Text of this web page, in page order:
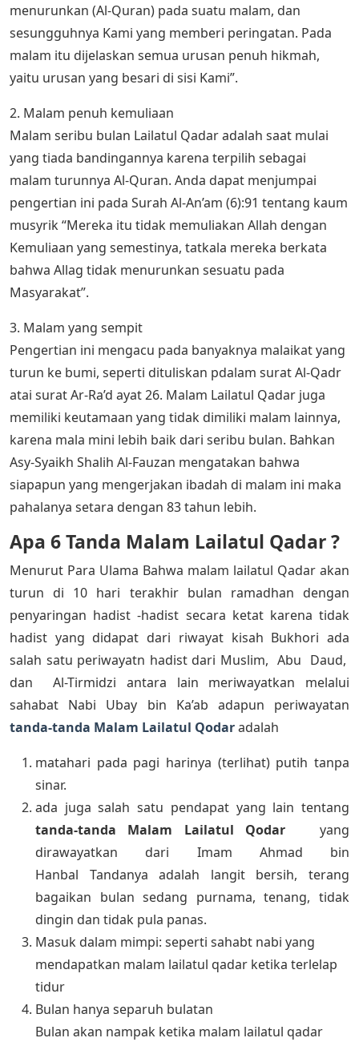
menurunkan (Al-Quran) pada suatu malam, dan
sesungguhnya Kami yang memberi peringatan. Pada
malam itu dijelaskan semua urusan penuh hikmah,
yaitu urusan yang besari di sisi Kami”.
2. Malam penuh kemuliaan
Malam seribu bulan Lailatul Qadar adalah saat mulai
yang tiada bandingannya karena terpilih sebagai
malam turunnya Al-Quran. Anda dapat menjumpai
pengertian ini pada Surah Al-An’am (6):91 tentang kaum
musyrik “Mereka itu tidak memuliakan Allah dengan
Kemuliaan yang semestinya, tatkala mereka berkata
bahwa Allag tidak menurunkan sesuatu pada
Masyarakat”.
3. Malam yang sempit
Pengertian ini mengacu pada banyaknya malaikat yang
turun ke bumi, seperti dituliskan pdalam surat Al-Qadr
atai surat Ar-Ra’d ayat 26. Malam Lailatul Qadar juga
memiliki keutamaan yang tidak dimiliki malam lainnya,
karena mala mini lebih baik dari seribu bulan. Bahkan
Asy-Syaikh Shalih Al-Fauzan mengatakan bahwa
siapapun yang mengerjakan ibadah di malam ini maka
pahalanya setara dengan 83 tahun lebih.
Apa 6 Tanda Malam Lailatul Qadar?
Menurut Para Ulama Bahwa malam lailatul Qadar akan
turun di 10 hari terakhir bulan ramadhan dengan
penyaringan hadist -hadist secara ketat karena tidak
hadist yang didapat dari riwayat kisah Bukhori ada
salah satu periwayatn hadist dari Muslim, Abu Daud,
dan Al-Tirmidzi antara lain meriwayatkan melalui
sahabat Nabi Ubay bin Ka’ab adapun periwayatan
tanda-tanda Malam Lailatul Qodaradalah
matahari pada pagi harinya (terlihat) putih tanpa
sinar.
ada juga salah satu pendapat yang lain tentang
tanda-tanda Malam Lailatul Qodar yang
dirawayatkan dari Imam Ahmad bin
Hanbal Tandanya adalah langit bersih, terang
bagaikan bulan sedang purnama, tenang, tidak
dingin dan tidak pula panas.
Masuk dalam mimpi: seperti sahabt nabi yang
mendapatkan malam lailatul qadar ketika terlelap
tidur
Bulan hanya separuh bulatan
Bulan akan nampak ketika malam lailatul qadar